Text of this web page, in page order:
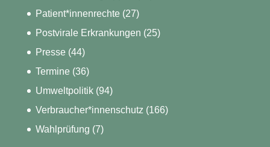
Patient*innenrechte(27)
Postvirale Erkrankungen (25)
Presse(44)
Termine(36)
Umweltpolitik(94)
Verbraucher*innenschutz (166)
Wahlprüfung (7)